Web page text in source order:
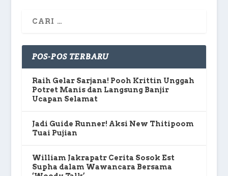
POS-POS TERBARU
Raih Gelar Sarjana! Pooh Krittin Unggah
Potret Manis dan Langsung Banjir
Ucapan Selamat
Jadi Guide Runner! Aksi New Thitipoom
Tuai Pujian
William Jakrapatr Cerita Sosok Est
Supha dalam Wawancara Bersama